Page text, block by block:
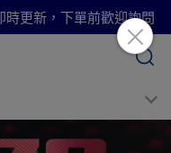
更新，下單前歡迎詢問